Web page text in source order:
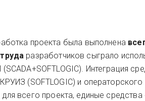
проекта была выполнена
разработчиков сыграло
Интеграция
(SOFTLOGIC) и операторского
для всего проекта, единые средства